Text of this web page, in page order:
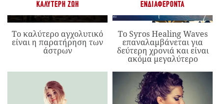
ΚΑΛΎΤΕΡΗ ΖΩΉ
Το καλύτερο αγχολυτικό
είναι η παρατήρηση των
άστρων
ΕΝΔΙΑΦΈΡΟΝΤΑ
Το Syros Healing Waves
επαναλαμβάνεται για
δεύτερη χρονιά και είναι
ακόμα μεγαλύτερο